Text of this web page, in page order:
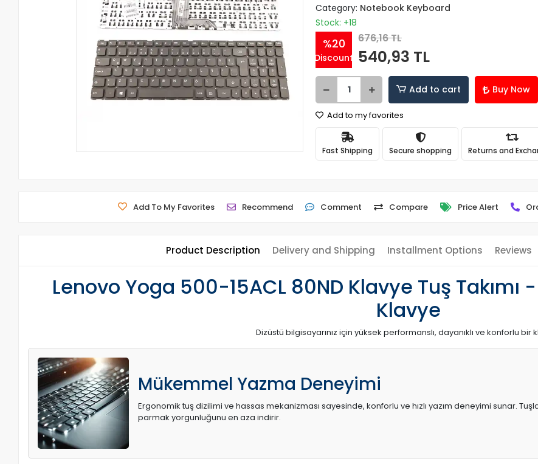
Category: Notebook Keyboard
Stock: +18
%20
Discount
676,16 TL
540,93 TL
Add to cart Buy Now
Add to my favorites
Fast Shipping Secure shopping Returns and
Add To My Favorites Recommend Comment Compare Price Alert
Product Description Delivery and Shipping Installment Options Reviews
Lenovo Yoga 500-15ACL 80ND Klavye Tuş Takımı
Klavye
Dizüstü bilgisayarınız için yüksek performanslı, dayanıklı ve konforlu bir
Mükemmel Yazma Deneyimi
Ergonomik tuş dizilimi ve hassas mekanizması sayesinde, konforlu ve hızlı yazım deneyimi sunar.
parmak yorgunluğunu en aza indirir.